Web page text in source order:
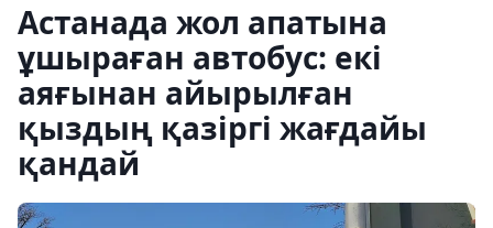
Астанада жол апатына
ұшыраған автобус: екі
аяғынан айырылған
қыздың қазіргі жағдайы
қандай